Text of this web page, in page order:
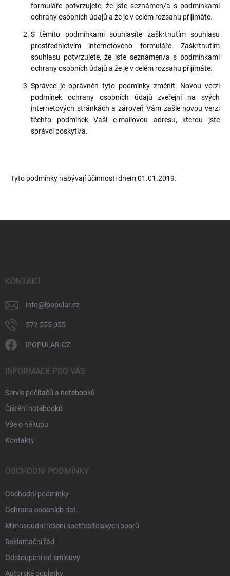
formuláře potvrzujete, že jste seznámen/a s podmínkami
ochrany osobních údajů a že je v celém rozsahu přijímáte.
S těmito podmínkami souhlasíte zaškrtnutím souhlasu
prostřednictvím internetového formuláře. Zaškrtnutím
souhlasu potvrzujete, že jste seznámen/a s podmínkami
ochrany osobních údajů a že je v celém rozsahu přijímáte.
Správce je oprávněn tyto podmínky změnit. Novou verzi
podmínek ochrany osobních údajů zveřejní na svých
internetových stránkách a zároveň Vám zašle novou verzi
těchto podmínek Vaši e-mailovou adresu, kterou jste
správci poskytl/a.
Tyto podmínky nabývají účinnosti dnem 01.01.2019.
KONTAKT
info@ipopular.cz
572 555 055
iPOPULAR.CZ
INFORMACE PRO VÁS
Servis počítačů a notebooků
Čištění notebooků
Vše o nákupu
Kontakty
OBCHODNÍ PODMÍNKY
Obchodní podmínky
Ochrana osobních dat
Mimosoudní řešení spotřebitelských sporů
Reklamační řád
Odstoupení od smlouvy
Autorské poplatky